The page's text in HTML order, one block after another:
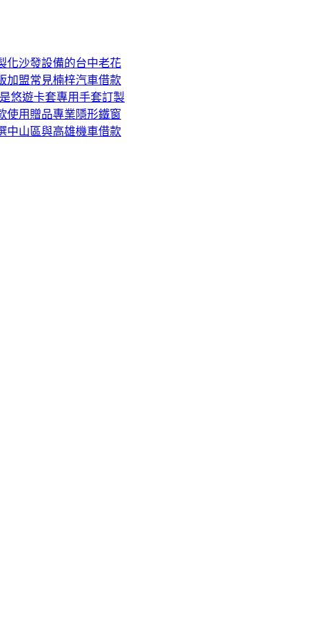
化沙發設備的台中老花
加盟常見楠梓汽車借款
悠遊卡套專用手套訂製
使用贈品專業隱形鐵窗
中山區與高雄機車借款